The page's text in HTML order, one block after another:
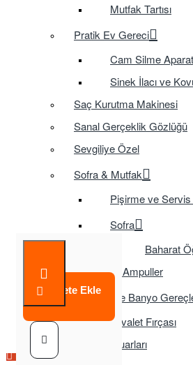
Mutfak Tartısı
Pratik Ev Gereci
Cam Silme
Sinek İlacı ve
Saç Kurutma Makinesi
Sanal Gerçeklik Gözlüğü
Sevgiliye Özel
Sofra & Mutfak
Pişirme ve
Sofra
Baharat
Tasarruflu Ampuller
Temizlik ve Banyo
Tuvalet Fırçası
TV Aksesuarları
Sepete Ekle
Çok Satılan Ürün